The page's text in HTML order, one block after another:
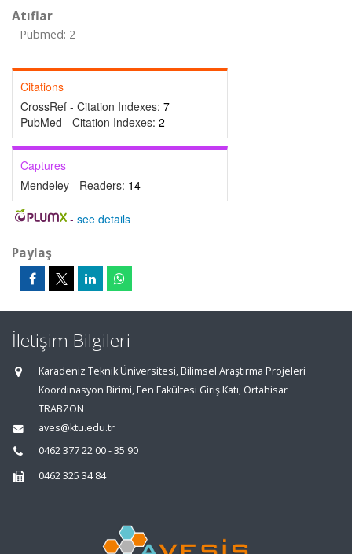
Atıflar
Pubmed: 2
Citations
CrossRef - Citation Indexes: 7
PubMed - Citation Indexes: 2
Captures
Mendeley - Readers: 14
- see details
Paylaş
İletişim Bilgileri
Karadeniz Teknik Üniversitesi, Bilimsel Araştırma Projeleri
Koordinasyon Birimi, Fen Fakültesi Giriş Katı, Ortahisar
TRABZON
aves@ktu.edu.tr
0462 377 22 00 - 35 90
0462 325 34 84